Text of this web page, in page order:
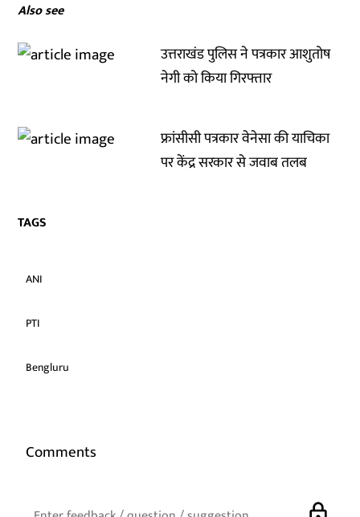
Also see
उत्तराखंड पुलिस ने पत्रकार आशुतोष
नेगी को किया गिरफ्तार
फ्रांसीसी पत्रकार वेनेसा की याचिका
पर केंद्र सरकार से जवाब तलब
TAGS
ANI
PTI
Bengluru
Comments